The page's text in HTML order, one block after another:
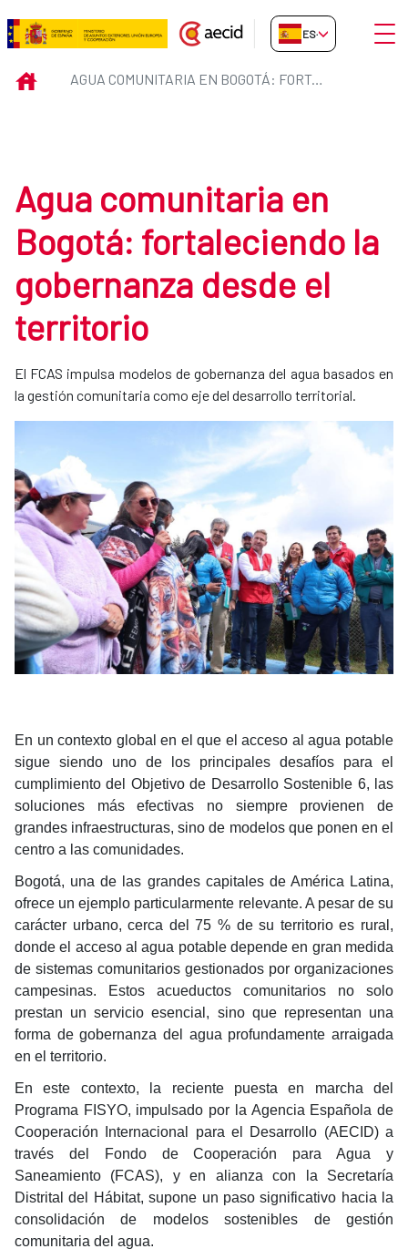
Saltar al contenido principal
Agua comunitaria en Bogotá:
ES-ES Abrir
INICIO AGUA COMUNITARIA EN BOGOTÁ: FORTALECIENDO LA GOBERNANZA DESDE EL TERRITORIO
Agua comunitaria en
Bogotá: fortaleciendo la
gobernanza desde el
territorio
El FCAS impulsa modelos de gobernanza del agua basados en
la gestión comunitaria como eje del desarrollo territorial.
En un contexto global en el que el acceso al agua potable
sigue siendo uno de los principales desafíos para el
cumplimiento del Objetivo de Desarrollo Sostenible 6, las
soluciones más efectivas no siempre provienen de
grandes infraestructuras, sino de modelos que ponen en el
centro a las comunidades.
Bogotá, una de las grandes capitales de América Latina,
ofrece un ejemplo particularmente relevante. A pesar de su
carácter urbano, cerca del 75 % de su territorio es rural,
donde el acceso al agua potable depende en gran medida
de sistemas comunitarios gestionados por organizaciones
campesinas. Estos acueductos comunitarios no solo
prestan un servicio esencial, sino que representan una
forma de gobernanza del agua profundamente arraigada
en el territorio.
En este contexto, la reciente puesta en marcha del
Programa FISYO, impulsado por la Agencia Española de
Cooperación Internacional para el Desarrollo (AECID) a
través del Fondo de Cooperación para Agua y
Saneamiento (FCAS), y en alianza con la Secretaría
Distrital del Hábitat, supone un paso significativo hacia la
consolidación de modelos sostenibles de gestión
comunitaria del agua.